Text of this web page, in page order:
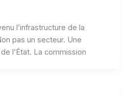
l’infrastructure de la
pas un secteur. Une
l’État. La commission